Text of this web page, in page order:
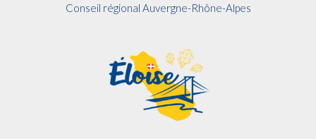
Conseil régional Auvergne-Rhône-Alpes